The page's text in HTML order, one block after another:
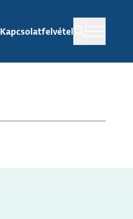
Kapcsolatfelvétel